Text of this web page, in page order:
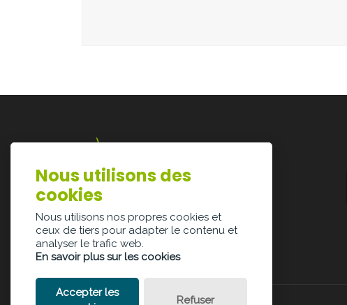
Lazarijstraat 168
3500 Hasselt
Nous utilisons des
cookies
Nous utilisons nos propres cookies et
ceux de tiers pour adapter le contenu et
analyser le trafic web.
En savoir plus sur les cookies
Accepter les
Refuser